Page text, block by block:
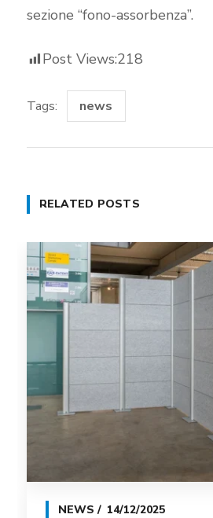
sezione “fono-assorbenza”.
Post Views:218
Tags: news
RELATED POSTS
NEWS 14/12/2025